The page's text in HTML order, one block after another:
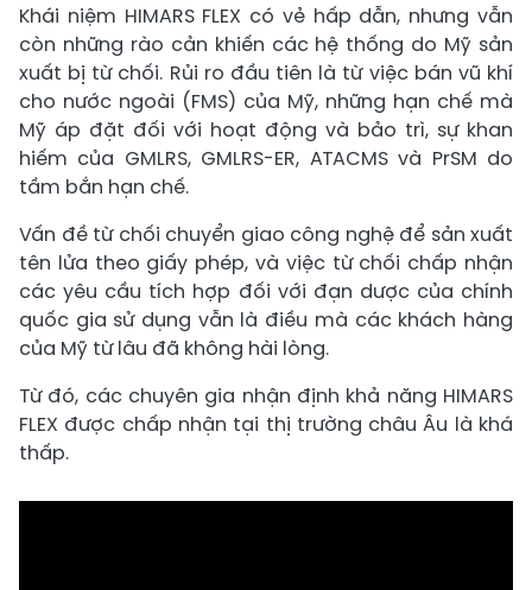
Khái niệm HIMARS FLEX có vẻ hấp dẫn, nhưng vẫn
còn những rào cản khiến các hệ thống do Mỹ sản
xuất bị từ chối. Rủi ro đầu tiên là từ việc bán vũ khí
cho nước ngoài (FMS) của Mỹ, những hạn chế mà
Mỹ áp đặt đối với hoạt động và bảo trì, sự khan
hiếm của GMLRS, GMLRS-ER, ATACMS và PrSM do
tầm bắn hạn chế.
Vấn đề từ chối chuyển giao công nghệ để sản xuất
tên lửa theo giấy phép, và việc từ chối chấp nhận
các yêu cầu tích hợp đối với đạn dược của chính
quốc gia sử dụng vẫn là điều mà các khách hàng
của Mỹ từ lâu đã không hài lòng.
Từ đó, các chuyên gia nhận định khả năng HIMARS
FLEX được chấp nhận tại thị trường châu Âu là khá
thấp.